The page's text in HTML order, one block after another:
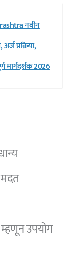
नवीन
प्रक्रिया,
मार्गदर्शक 2026
मदत
उपयोग